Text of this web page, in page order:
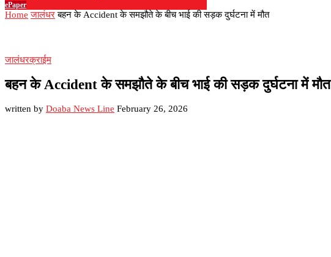
ePaper
Home जालंधर बहन के Accident के समझौते के बीच भाई की सड़क दुर्घटना में मौत
जालंधरक्राईम
बहन के Accident के समझौते के बीच भाई की सड़क दुर्घटना में मौत
written by Doaba News Line February 26, 2026